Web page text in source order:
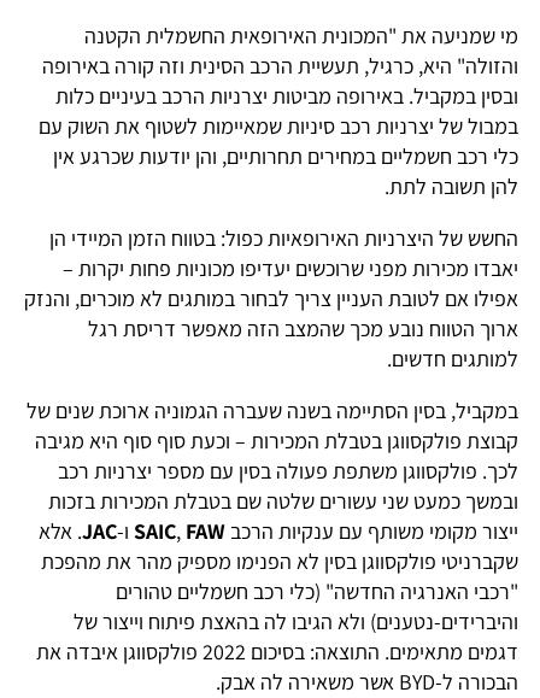
מי שמניעה את "המכונית האירופאית החשמלית הקטנה
והזולה" היא, כרגיל, תעשיית הרכב הסינית וזה קורה באירופה
ובסין במקביל. באירופה מביטות יצרניות הרכב בעיניים כלות
במבול של יצרניות רכב סיניות שמאיימות לשטוף את השוק עם
כלי רכב חשמליים במחירים תחרותיים, והן יודעות שכרגע אין
להן תשובה לתת.
החשש של היצרניות האירופאיות כפול: בטווח הזמן המיידי הן
יאבדו מכירות מפני שרוכשים יעדיפו מכוניות פחות יקרות –
אפילו אם לטובת העניין צריך לבחור במותגים לא מוכרים, והנזק
ארוך הטווח נובע מכך שהמצב הזה מאפשר דריסת רגל
למותגים חדשים.
במקביל, בסין הסתיימה בשנה שעברה הגמוניה ארוכת שנים של
קבוצת פולקסווגן בטבלת המכירות – וכעת סוף סוף היא מגיבה
לכך. פולקסווגן משתפת פעולה בסין עם מספר יצרניות רכב
ובמשך כמעט שני עשורים שלטה שם בטבלת המכירות בזכות
ייצור מקומי משותף עם ענקיות הרכב
SAIC, FAW ו-JAC. אלא
שקברניטי פולקסווגן בסין לא הפנימו מספיק מהר את מהפכת
"רכבי האנרגיה החדשה" (כלי רכב חשמליים טהורים
והיברידים-נטענים) ולא הגיבו לה בהאצת פיתוח וייצור של
דגמים מתאימים. התוצאה: בסיכום 2022 פולקסווגן איבדה את
הבכורה ל-BYD אשר משאירה לה אבק.